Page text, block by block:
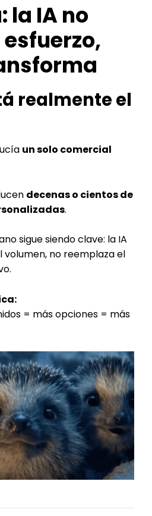
la IA no
realmente el
un solo comercial
decenas o cientos de
.
sigue siendo clave: la IA
volumen, no reemplaza el
= más opciones = más